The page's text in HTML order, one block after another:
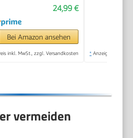
für
und
24,99 €
Bei Amazon ansehen
inkl. MwSt., zzgl. Versandkosten * Anzeige
vermeiden